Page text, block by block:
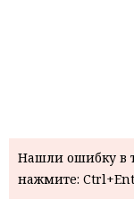
Нашли ошибку в
нажмите: